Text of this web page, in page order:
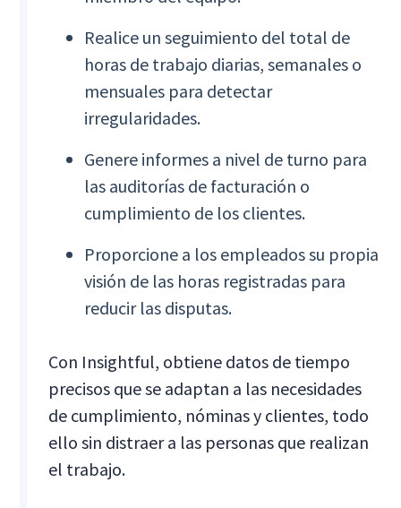
Realice un seguimiento del total de
horas de trabajo diarias, semanales o
mensuales para detectar
irregularidades.
Genere informes a nivel de turno para
las auditorías de facturación o
cumplimiento de los clientes.
Proporcione a los empleados su propia
visión de las horas registradas para
reducir las disputas.
Con Insightful, obtiene datos de tiempo
precisos que se adaptan a las necesidades
de cumplimiento, nóminas y clientes, todo
ello sin distraer a las personas que realizan
el trabajo.